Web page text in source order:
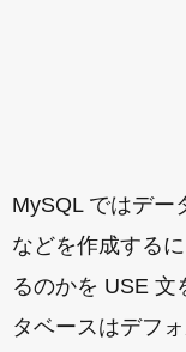
MySQL ではデー
などを作成する
るのかを USE 文
タベースはデフ